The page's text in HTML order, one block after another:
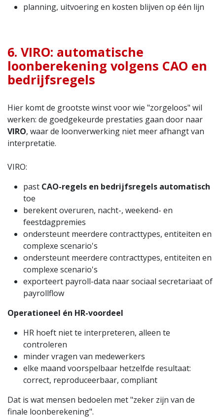
planning, uitvoering en kosten blijven op één lijn
6. VIRO: automatische
loonberekening volgens CAO en
bedrijfsregels
Hier komt de grootste winst voor wie "zorgeloos" wil
werken: de goedgekeurde prestaties gaan door naar
VIRO, waar de loonverwerking niet meer afhangt van
interpretatie.
VIRO:
past CAO-regels en bedrijfsregels automatisch
toe
berekent overuren, nacht-, weekend- en
feestdagpremies
ondersteunt meerdere contracttypes, entiteiten en
complexe scenario's
ondersteunt meerdere contracttypes, entiteiten en
complexe scenario's
exporteert payroll-data naar sociaal secretariaat of
payrollflow
Operationeel én HR-voordeel
HR hoeft niet te interpreteren, alleen te
controleren
minder vragen van medewerkers
elke maand voorspelbaar hetzelfde resultaat:
correct, reproduceerbaar, compliant
Dat is wat mensen bedoelen met "zeker zijn van de
finale loonberekening".